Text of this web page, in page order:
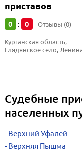
приставов
0 : 0 Отзывы (0)
Курганская область,
Глядянское село,
Судебные
населенных
Верхний Уфалей
Верхняя Пышма